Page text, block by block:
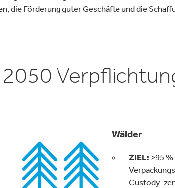
die Förderung guter Geschäfte und die
Wälder
ZIEL: >95
Custody-